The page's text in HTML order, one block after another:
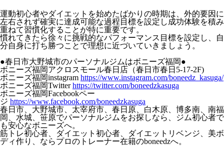
運動初心者やダイエットを始めたばかりの時期は、外的要因に
左右されず確実に達成可能な過程目標を設定し成功体験を積み
重ねて習慣化することが特に重要です。
慣れてきたら徐々に挑戦的なパフォーマンス目標を設定し、自
分自身に打ち勝つことで理想に近づいていきましょう。
●春日市大野城市のパーソナルジムはボニーズ福岡●
ボニーズ福岡アクロスモール春日店（春日市春日5-17-2F)
ボニーズ福岡instagram https://www.instagram.com/boneedz_kasuga/
ボニーズ福岡Twitterhttps://twitter.com/boneedzkasuga
ボニーズ福岡Facebookペー
ジ https://www.facebook.com/boneedzkasuga
春日市、大野城市、太宰府市、春日原、白木原、博多南、南福
岡、水城、笹原でパーソナルジムをお探しなら、ジム初心者で
も安心なボニーズへ。
筋トレ初心者、ダイエット初心者、ダイエットリベンジ、美ボ
ディ作り、ならプロのトレーナー在籍のboneedzへ。